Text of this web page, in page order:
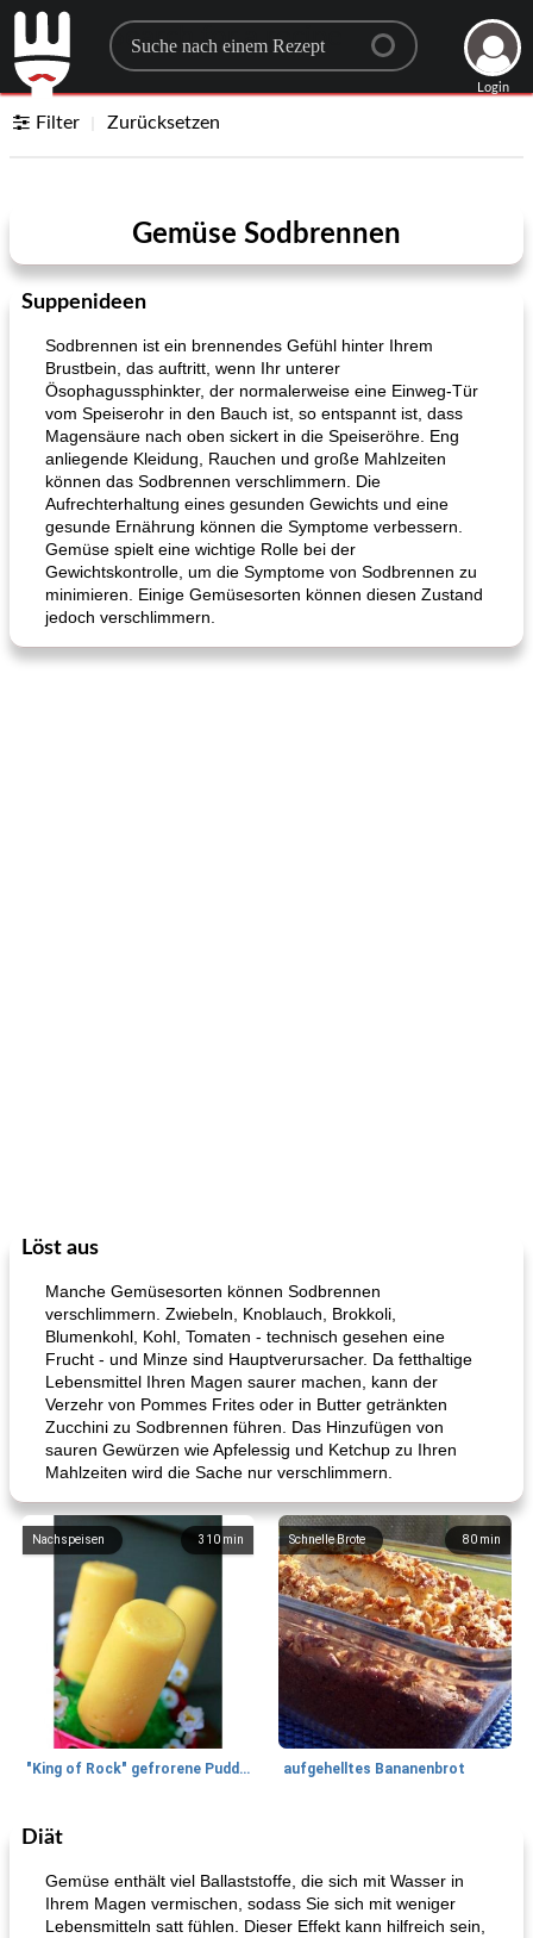
Search for a recipe
Login
Filter Zurücksetzen
Gemüse Sodbrennen
Suppenideen
Sodbrennen ist ein brennendes Gefühl hinter Ihrem
Brustbein, das auftritt, wenn Ihr unterer
Ösophagussphinkter, der normalerweise eine Einweg-Tür
vom Speiserohr in den Bauch ist, so entspannt ist, dass
Magensäure nach oben sickert in die Speiseröhre. Eng
anliegende Kleidung, Rauchen und große Mahlzeiten
können das Sodbrennen verschlimmern. Die
Aufrechterhaltung eines gesunden Gewichts und eine
gesunde Ernährung können die Symptome verbessern.
Gemüse spielt eine wichtige Rolle bei der
Gewichtskontrolle, um die Symptome von Sodbrennen zu
minimieren. Einige Gemüsesorten können diesen Zustand
jedoch verschlimmern.
Löst aus
Manche Gemüsesorten können Sodbrennen
verschlimmern. Zwiebeln, Knoblauch, Brokkoli,
Blumenkohl, Kohl, Tomaten - technisch gesehen eine
Frucht - und Minze sind Hauptverursacher. Da fetthaltige
Lebensmittel Ihren Magen saurer machen, kann der
Verzehr von Pommes Frites oder in Butter getränkten
Zucchini zu Sodbrennen führen. Das Hinzufügen von
sauren Gewürzen wie Apfelessig und Ketchup zu Ihren
Mahlzeiten wird die Sache nur verschlimmern.
310 min
Nachspeisen
"King of Rock" gefrorene Pudding Pops
80 min
Schnelle Brote
aufgehelltes Bananenbrot
Mittagessen / Snacks
Diät
Gemüse enthält viel Ballaststoffe, die sich mit Wasser in
Ihrem Magen vermischen, sodass Sie sich mit weniger
Lebensmitteln satt fühlen. Dieser Effekt kann hilfreich sein,